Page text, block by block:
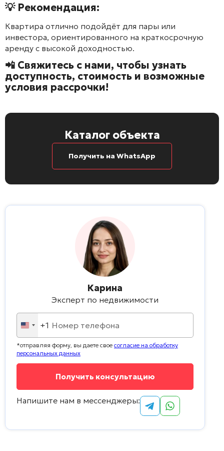
💡 Рекомендация:
Квартира отлично подойдёт для пары или
инвестора, ориентированного на краткосрочную
аренду с высокой доходностью.
📲 Свяжитесь с нами, чтобы узнать
доступность, стоимость и возможные
условия рассрочки!
Каталог объекта
Получить на WhatsApp
Карина
Эксперт по недвижимости
United
States
+1
+1
*отправляя форму, вы даете свое согласие на обработку
персональных данных
Напишите нам в мессенджеры: